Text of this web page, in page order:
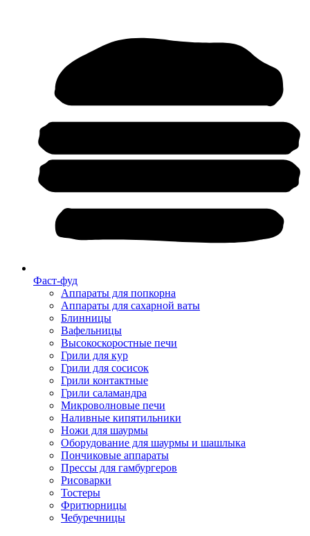
Фаст-фуд
Аппараты для попкорна
Аппараты для сахарной ваты
Блинницы
Вафельницы
Высокоскоростные печи
Грили для кур
Грили для сосисок
Грили контактные
Грили саламандра
Микроволновые печи
Наливные кипятильники
Ножи для шаурмы
Оборудование для шаурмы и шашлыка
Пончиковые аппараты
Прессы для гамбургеров
Рисоварки
Тостеры
Фритюрницы
Чебуречницы